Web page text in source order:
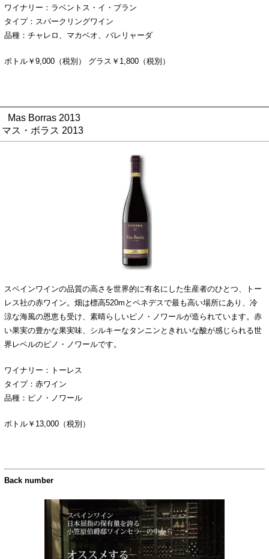
ワイナリー：ラベントス・イ・ブラン
タイプ：スパークリングワイン
品種：チャレロ、マカベオ、バレリャーダ
ボトル￥9,000（税別） グラス￥1,800（税別）
Mas Borras 2013
マス・ボラス 2013
スペインワインの品質の高さを世界的に有名にした生産者のひとつ、トー
レス社の赤ワイン。畑は標高520mとペネデスで最も高い場所にあり、冷
涼な海風の恩恵も受け、素晴らしいピノ・ノワールが造られています。赤
い果実の豊かな果実味、シルキーなタンニンときれいな酸が感じられる世
界レベルのピノ・ノワールです。
ワイナリー：トーレス
タイプ：赤ワイン
品種：ピノ・ノワール
ボトル￥13,000（税別）
Back number